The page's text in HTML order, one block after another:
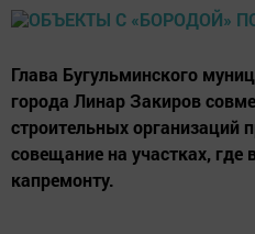
Глава Бугульминского
города Линар Закиров
строительных организаций
совещание на участках, где
капремонту.